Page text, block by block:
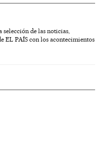
selección de las noticias,
EL PAÍS con los acontecimientos